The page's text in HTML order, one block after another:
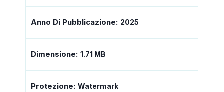
Anno Di Pubblicazione: 2025
Dimensione: 1.71 MB
Protezione: Watermark